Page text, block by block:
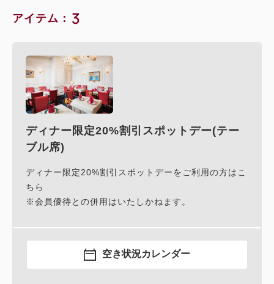
アイテム： 3
ディナー限定20%割引スポットデー(テー
ブル席)
ディナー限定20%割引スポットデーをご利用の方はこ
ちら
※会員優待との併用はいたしかねます。
空き状況カレンダー